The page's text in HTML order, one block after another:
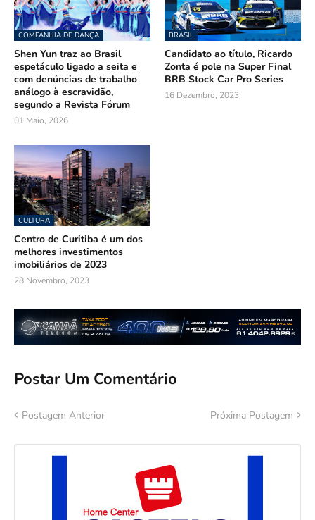
COMPANHIA DE DANÇA
Shen Yun traz ao Brasil
espetáculo ligado a seita e
com denúncias de trabalho
análogo à escravidão,
segundo a Revista Fórum
01 Maio, 2026
BRASIL
Candidato ao título, Ricardo
Zonta é pole na Super Final
BRB Stock Car Pro Series
16 Dezembro, 2023
CULTURA
Centro de Curitiba é um dos
melhores investimentos
imobiliários de 2023
28 Novembro, 2023
Postar Um Comentário
Postagem Anterior Próxima Postagem